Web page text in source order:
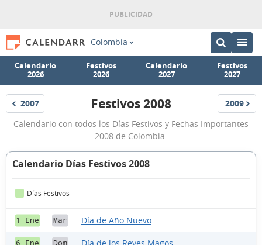
Colombia
Calendario
2026
Festivos
2026
Calendario
2027
Festivos
2027
Festivos
2007
Festivos
Colombia
2008
Festivos 2008 Festivos
2009
Calendario con todos los Días Festivos y Fechas Importantes
2008 de Colombia.
Calendario Días Festivos 2008
Días Festivos
1 Ene Mar Día de Año Nuevo
6 Ene Dom Día de los Reyes Magos